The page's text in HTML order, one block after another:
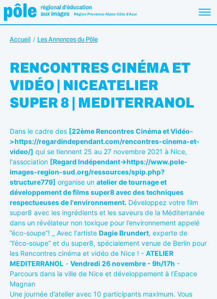
Accueil Les Annonces du Pôle
RENCONTRES CINÉMA ET
VIDÉO | NICEATELIER
SUPER 8 | MEDITERRANOL
Dans le cadre des [22ème Rencontres Cinéma et Vidéo-
>https://regardindependant.com/rencontres-cinema-et-
video/] qui se tiennent 25 au 27 novembre 2021 à Nice,
l'association [Regard Indépendant->https://www.pole-
images-region-sud.org/ressources/spip.php?
structure779] organise un atelier de tournage et
développement de films super8 avec des techniques
respectueuses de l'environnement. Développez votre film
super8 avec les ingrédients et les saveurs de la Méditerranée
dans un révélateur non toxique pour l’environnement appelé
”éco-soupe”! _ Avec l'artiste Dagie Brundert, experte de
”l’éco-soupe” et du super8, spécialement venue de Berlin pour
les Rencontres cinéma et vidéo de Nice ! - ATELIER
MEDITERRANOL - Vendredi 26 novembre - 9h/17h -
Parcours dans la ville de Nice et développement à l’Espace
Magnan
Une journée d’atelier avec 10 participants maximum. Vous